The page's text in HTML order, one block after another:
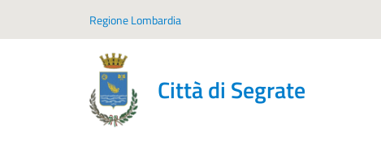
Regione Lombardia
Città di Segrate